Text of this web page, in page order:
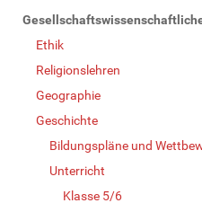
Ethik
Religionslehren
Geographie
Geschichte
Bildungspläne und
Unterricht
Klasse 5/6